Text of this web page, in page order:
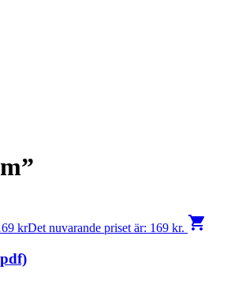
krDet nuvarande priset är: 169 kr. shopping_cart